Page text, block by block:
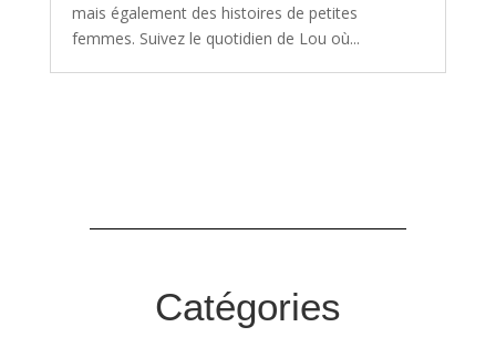
mais également des histoires de petites
femmes. Suivez le quotidien de Lou où...
Catégories